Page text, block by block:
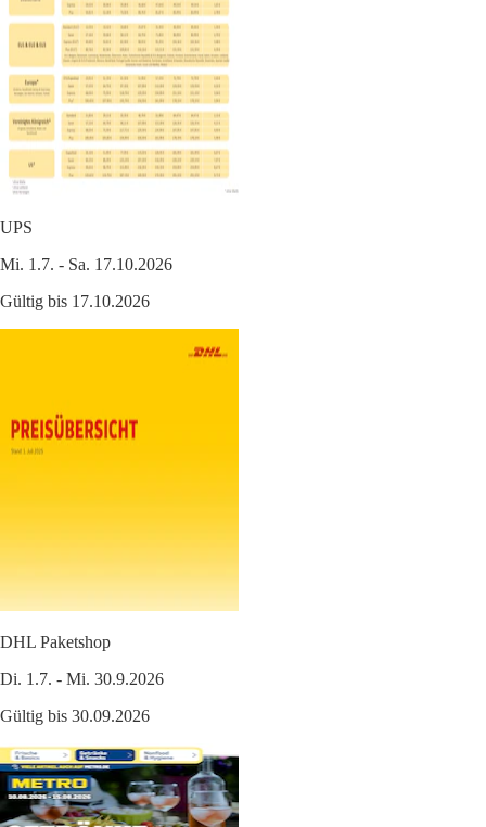
UPS
Mi. 1.7. - Sa. 17.10.2026
Gültig bis 17.10.2026
DHL Paketshop
Di. 1.7. - Mi. 30.9.2026
Gültig bis 30.09.2026